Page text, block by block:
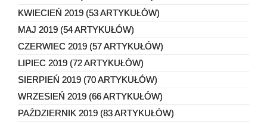
KWIECIEŃ 2019 (53 ARTYKUŁÓW)
MAJ 2019 (54 ARTYKUŁÓW)
CZERWIEC 2019 (57 ARTYKUŁÓW)
LIPIEC 2019 (72 ARTYKUŁÓW)
SIERPIEŃ 2019 (70 ARTYKUŁÓW)
WRZESIEŃ 2019 (66 ARTYKUŁÓW)
PAŹDZIERNIK 2019 (83 ARTYKUŁÓW)